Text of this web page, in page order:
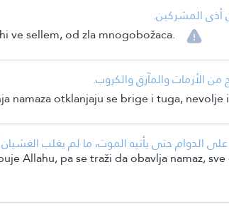
أذى المشركين.
ve sellem, od zla mnogobožaca.
من الأزمات والمآزق والكروب.
namaza otklanjaju se brige i tuga, nevolje
الدوام حتى يأتيه الموت، ما لم يغلب
Allahu, pa se traži da obavlja namaz,